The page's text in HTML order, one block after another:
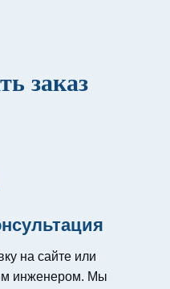
заказ
на сайте или
инженером. Мы